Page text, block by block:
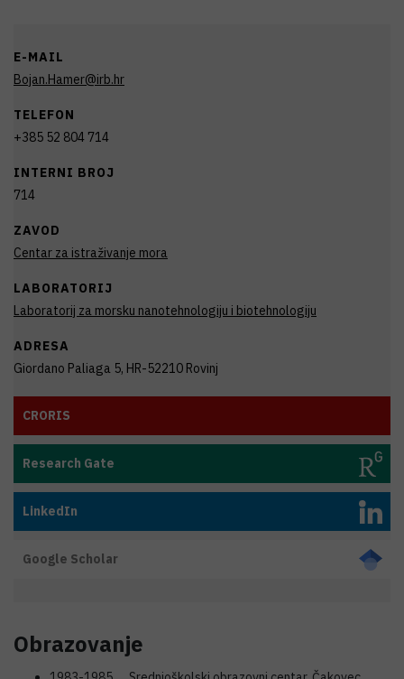
E-MAIL
Bojan.Hamer@irb.hr
TELEFON
+385 52 804 714
INTERNI BROJ
714
ZAVOD
Centar za istraživanje mora
LABORATORIJ
Laboratorij za morsku nanotehnologiju i biotehnologiju
ADRESA
Giordano Paliaga 5, HR-52210 Rovinj
CRORIS
Research Gate
LinkedIn
Google Scholar
Obrazovanje